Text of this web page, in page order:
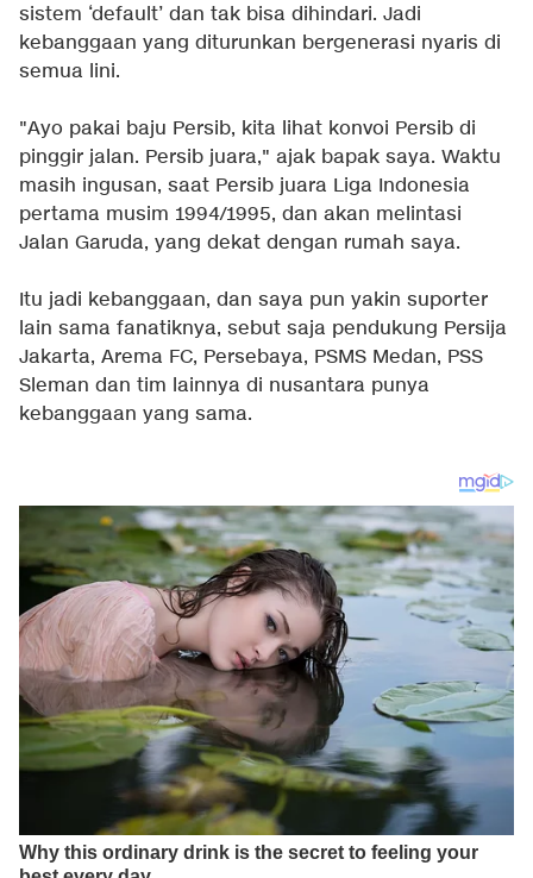
sistem ‘default’ dan tak bisa dihindari. Jadi
kebanggaan yang diturunkan bergenerasi nyaris di
semua lini.
"Ayo pakai baju Persib, kita lihat konvoi Persib di
pinggir jalan. Persib juara," ajak bapak saya. Waktu
masih ingusan, saat Persib juara Liga Indonesia
pertama musim 1994/1995, dan akan melintasi
Jalan Garuda, yang dekat dengan rumah saya.
Itu jadi kebanggaan, dan saya pun yakin suporter
lain sama fanatiknya, sebut saja pendukung Persija
Jakarta, Arema FC, Persebaya, PSMS Medan, PSS
Sleman dan tim lainnya di nusantara punya
kebanggaan yang sama.